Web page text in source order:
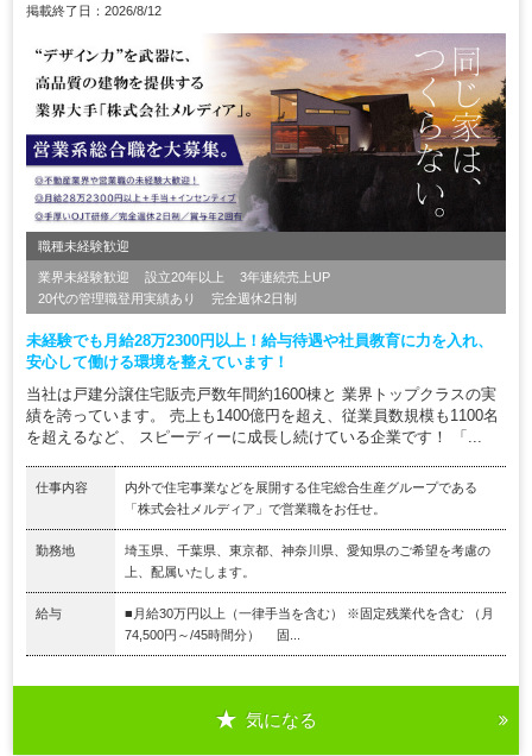
掲載終了日：2026/8/12
職種未経験歓迎
業界未経験歓迎 設立20年以上
3年連続売上UP
20代の管理職登用実績あり
完全週休2日制
未経験でも月給28万2300円以上！給与待遇や社員教育に力を入れ、
安心して働ける環境を整えています！
当社は戸建分譲住宅販売戸数年間約1600棟と 業界トップクラスの実
績を誇っています。 売上も1400億円を超え、従業員数規模も1100名
を超えるなど、 スピーディーに成長し続けている企業です！ 「...
仕事内容
内外で住宅事業などを展開する住宅総合生産グループである
「株式会社メルディア」で営業職をお任せ。
勤務地
埼玉県、千葉県、東京都、神奈川県、愛知県のご希望を考慮の
上、配属いたします。
給与
■月給30万円以上（一律手当を含む） ※固定残業代を含む （月
74,500円～/45時間分） 固...
気になる